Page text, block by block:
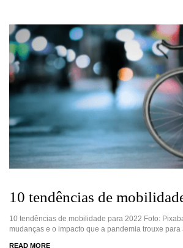
10 tendências de
10 tendências de mobilidade para 2022 Foto:
mudanças e o impacto que a pandemia trouxe para
READ MORE